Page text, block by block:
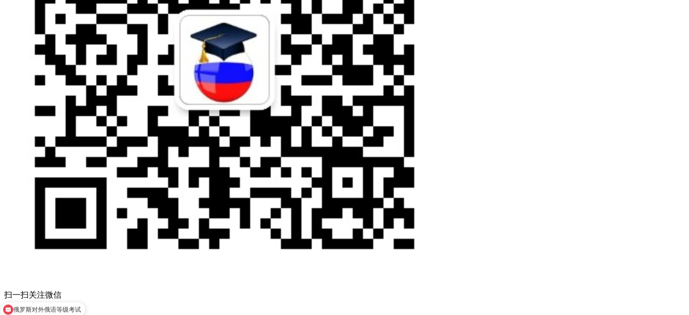
扫一扫关注微信
俄罗斯对外俄语等级考试